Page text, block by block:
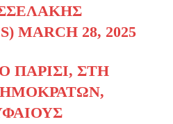
MARCH 28, 2025
ΠΑΡΊΣΙ, ΣΤΗ